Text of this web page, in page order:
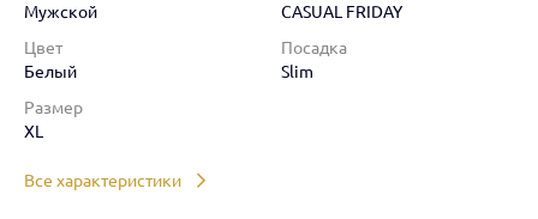
Мужской
CASUAL FRIDAY
Цвет
Белый
Посадка
Slim
Размер
XL
Все характеристики